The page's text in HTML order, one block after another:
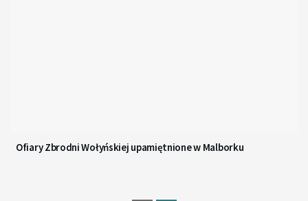
Ofiary Zbrodni Wołyńskiej upamiętnione w Malborku